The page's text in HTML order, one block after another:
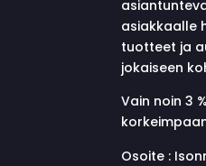
asiakkaalle
tuotteet ja
jokaiseen
Vain noin 3
Osoite :